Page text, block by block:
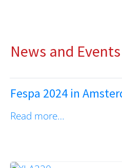
News and Events
Fespa 2024 in
Read more…